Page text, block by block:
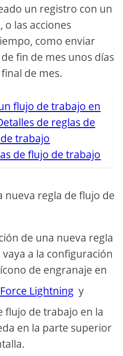
un registro con un
las acciones
como enviar
fin de mes unos días
de mes.
de flujo de trabajo
nueva regla de flujo de
de una nueva regla
a la configuración
de engranaje en
Lightning y
flujo de trabajo en la
en la parte superior